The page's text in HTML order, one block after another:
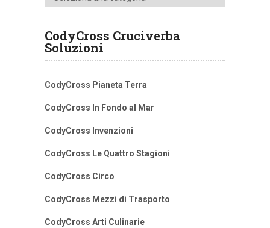
CodyCross Cruciverba
Soluzioni
CodyCross Pianeta Terra
CodyCross In Fondo al Mar
CodyCross Invenzioni
CodyCross Le Quattro Stagioni
CodyCross Circo
CodyCross Mezzi di Trasporto
CodyCross Arti Culinarie